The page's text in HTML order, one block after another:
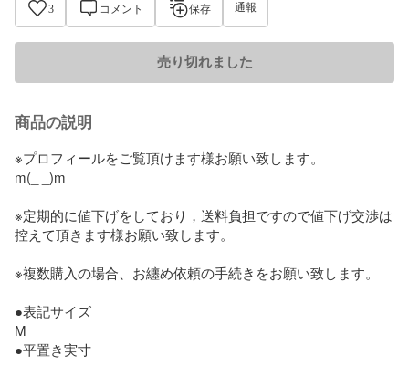
3 コメント 保存 通報
売り切れました
商品の説明
※プロフィールをご覧頂けます様お願い致します。
m(_ _)m
※定期的に値下げをしており，送料負担ですので値下げ交渉は
控えて頂きます様お願い致します。
※複数購入の場合、お纏め依頼の手続きをお願い致します。
●表記サイズ
M
●平置き実寸